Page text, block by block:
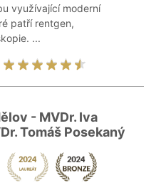
využívající moderní
patří rentgen,
...
- MVDr. Iva
Tomáš Posekaný